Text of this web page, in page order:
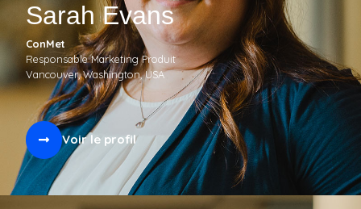
Sarah Evans
ConMet
Responsable Marketing Produit
Vancouver, Washington, USA
Voir le profil